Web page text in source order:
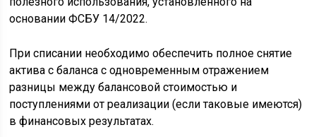
основании ФСБУ 14/2022.
При списании необходимо обеспечить полное снятие
актива с баланса с одновременным отражением
разницы между балансовой стоимостью и
поступлениями от реализации (если таковые имеются)
в финансовых результатах.